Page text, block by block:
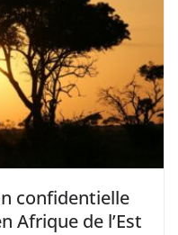
confidentielle
Afrique de l’Est